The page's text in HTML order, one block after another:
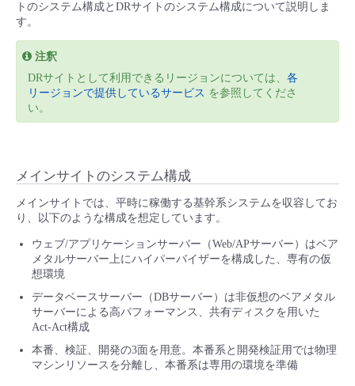
- Flexible InterConnect
- Flexible Remote Access
- vUTM2
トのシステム構成とDRサイトのシステム構成について説明しま
す。
注釈
DRサイトとして利用できるリージョンについては、 各
リージョンで提供しているサービス を参照してくださ
い。
メインサイトのシステム構成
メインサイトでは、平時に稼働する基幹系システムを収容してお
り、以下のような構成を想定しています。
ウェブ/アプリケーションサーバー（Web/APサーバー）はベア
メタルサーバー上にハイパーバイザーを構成した、専有の仮
想環境
データベースサーバー（DBサーバー）は非仮想のベアメタル
サーバーによる高パフォーマンス、共有ディスクを用いた
Act-Act構成
本番、検証、開発の3面を用意。本番系と開発検証用では物理
マシンリソースを分離し、本番系は専用の環境を準備